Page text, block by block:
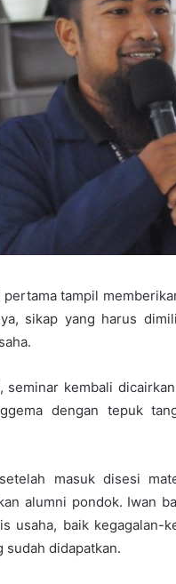
pertama tampil
sikap yang harus
seminar kembali
dengan tepuk
masuk disesi
alumni pondok. Iwan
usaha, baik kegagalan-
sudah didapatkan.